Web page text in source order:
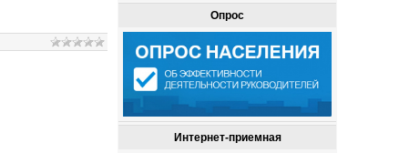
Опрос
Интернет-приемная